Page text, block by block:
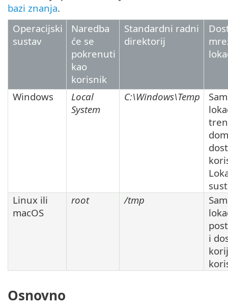
bazi znanja.
Operacijski
sustav
Naredba
će se
pokrenuti
kao
korisnik
Standardni radni
direktorij
Windows
Local
System
C:\Windows\Temp
Linux ili
macOS
root /tmp
i
Osnovno